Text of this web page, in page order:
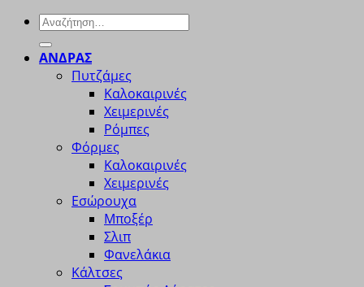
Αναζήτηση
για:
ΑΝΔΡΑΣ
Πυτζάμες
Καλοκαιρινές
Χειμερινές
Ρόμπες
Φόρμες
Καλοκαιρινές
Χειμερινές
Εσώρουχα
Μποξέρ
Σλιπ
Φανελάκια
Κάλτσες